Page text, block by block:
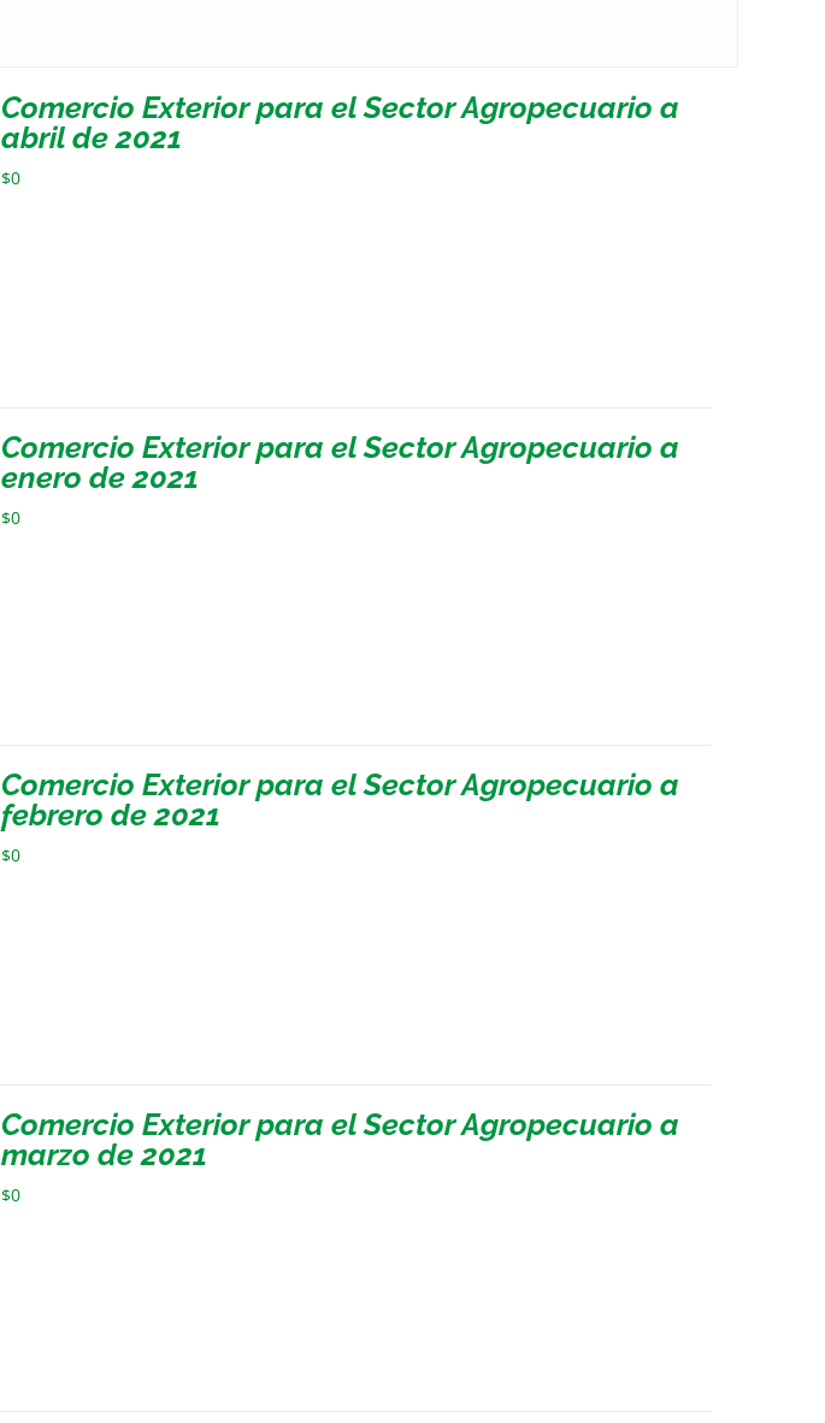
Comercio Exterior para el Sector Agropecuario a
abril de 2021
$0
Comercio Exterior para el Sector Agropecuario a
enero de 2021
$0
Comercio Exterior para el Sector Agropecuario a
febrero de 2021
$0
Comercio Exterior para el Sector Agropecuario a
marzo de 2021
$0